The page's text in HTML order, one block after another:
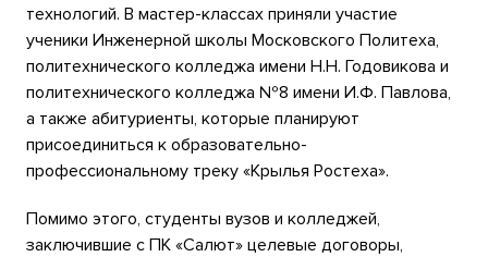
технологий. В мастер-классах приняли участие
ученики Инженерной школы Московского Политеха,
политехнического колледжа имени Н.Н. Годовикова и
политехнического колледжа №8 имени И.Ф. Павлова,
а также абитуриенты, которые планируют
присоединиться к образовательно-
профессиональному треку «Крылья Ростеха».
Помимо этого, студенты вузов и колледжей,
заключившие с ПК «Салют» целевые договоры,